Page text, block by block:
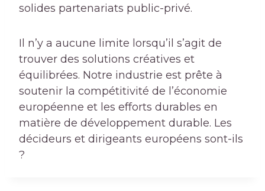
solides partenariats public-privé.
Il n’y a aucune limite lorsqu’il s’agit de
trouver des solutions créatives et
équilibrées. Notre industrie est prête à
soutenir la compétitivité de l’économie
européenne et les efforts durables en
matière de développement durable. Les
décideurs et dirigeants européens sont-ils
?